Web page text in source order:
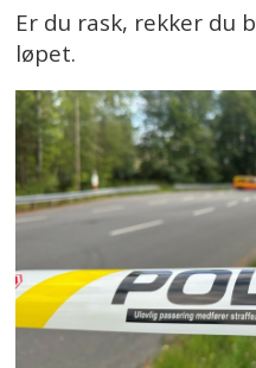
Er du rask, rekker du
løpet.